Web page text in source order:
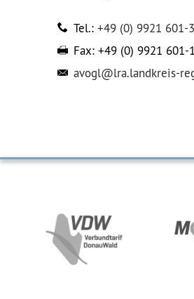
Tel.: +49 (0) 9921 601-
Fax: +49 (0) 9921 601-
avogl@lra.landkreis-